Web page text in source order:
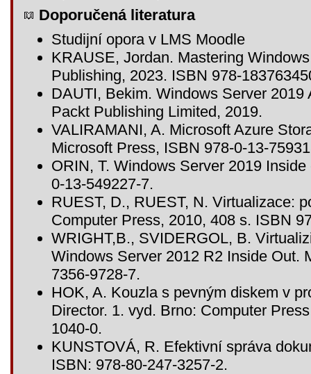
Doporučená literatura
Studijní opora v LMS Moodle
KRAUSE, Jordan. Mastering
Publishing, 2023. ISBN 978-
DAUTI, Bekim. Windows Server
Packt Publishing Limited, 2019.
VALIRAMANI, A. Microsoft Azure
Microsoft Press, ISBN 978-0-13-
ORIN, T. Windows Server 2019
0-13-549227-7.
RUEST, D., RUEST, N. Virtualizace:
Computer Press, 2010, 408 s. ISBN
WRIGHT,B., SVIDERGOL, B.
Windows Server 2012 R2 Inside Out.
7356-9728-7.
HOK, A. Kouzla s pevným diskem v
Director. 1. vyd. Brno: Computer
1040-0.
KUNSTOVÁ, R. Efektivní správa
ISBN: 978-80-247-3257-2.